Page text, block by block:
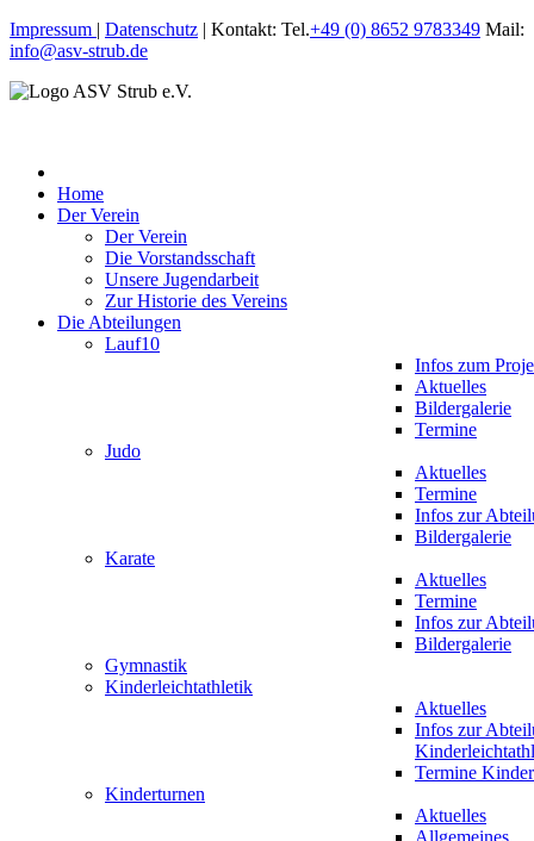
Impressum | Datenschutz | Kontakt: Tel.+49 (0) 8652 9783349 Mail:
info@asv-strub.de
Home
Der Verein
Der Verein
Die Vorstandsschaft
Unsere Jugendarbeit
Zur Historie des Vereins
Die Abteilungen
Lauf10
Infos zum
Aktuelles
Bildergalerie
Termine
Judo
Aktuelles
Termine
Infos zur
Bildergalerie
Karate
Aktuelles
Termine
Infos zur
Bildergalerie
Gymnastik
Kinderleichtathletik
Aktuelles
Infos zur
Termine
Kinderturnen
Aktuelles
Allgemeines